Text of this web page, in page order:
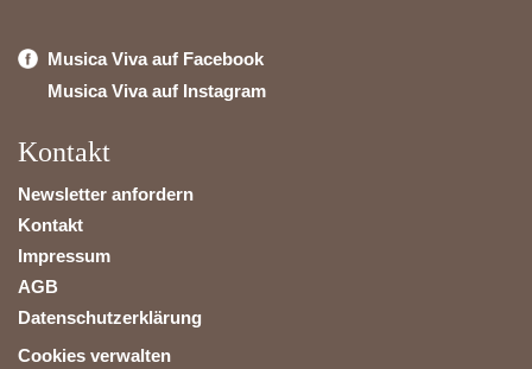
Musica Viva auf Facebook
Musica Viva auf Instagram
Kontakt
Newsletter anfordern
Kontakt
Impressum
AGB
Datenschutzerklärung
Cookies verwalten